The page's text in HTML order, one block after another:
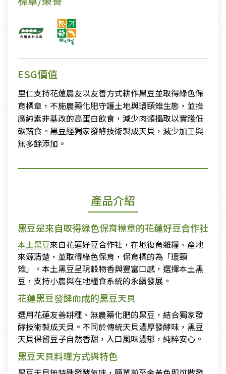
ESG價值
里仁支持花蓮農友以友善方式耕作黑豆並取得綠色保
育標章，不施農藥化肥守護土地與環頸雉生態，並推
廣純素非基改的高蛋白飲食，減少肉類攝取以實踐低
碳蔬食。黑豆經獨家發酵技術製成天貝，減少加工與
無多餘添加。
產品介紹
黑豆是來自取得綠色保育標章的花蓮好豆合作社
本土黑豆來自花蓮好豆合作社，在地復育雜糧、產地
來源清楚，並取得綠色保育，保育標的為「環頸
雉」。本土黑豆呈現穀物香與豐富口感，選擇本土黑
豆，支持小農與在地糧食系統的永續發展。
花蓮黑豆發酵而成的黑豆天貝
選用花蓮友善耕種、無農藥化肥的黑豆，結合獨家發
酵技術製成天貝。不同於傳統天貝濃厚發酵味，黑豆
天貝保留豆子自然香甜，入口風味濃郁，純粹安心。
黑豆天貝料理方式與特色